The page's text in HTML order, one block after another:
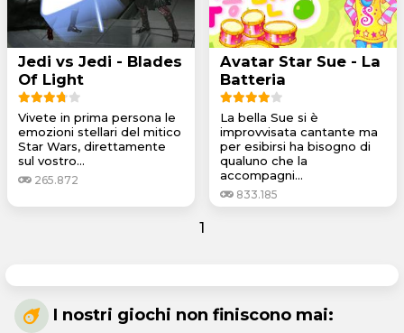
Jedi vs Jedi - Blades
Of Light
Vivete in prima persona le
emozioni stellari del mitico
Star Wars, direttamente
sul vostro...
265.872
Avatar Star Sue - La
Batteria
La bella Sue si è
improvvisata cantante ma
per esibirsi ha bisogno di
qualuno che la
accompagni...
833.185
1
I nostri giochi non finiscono mai: